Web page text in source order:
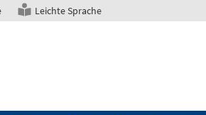
Leichte Sprache